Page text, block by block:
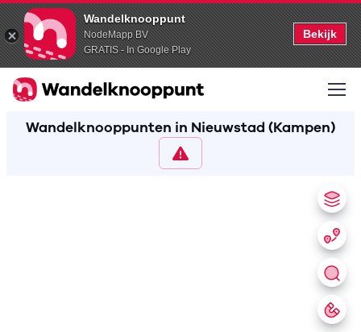
Wandelknooppunt
NodeMapp BV
GRATIS - In Google Play
Bekijk
Wandelknooppunten in Nieuwstad (Kampen)